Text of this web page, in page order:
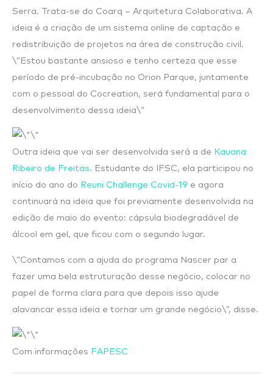
Serra. Trata-se do Coarq – Arquitetura Colaborativa. A
ideia é a criação de um sistema online de captação e
redistribuição de projetos na área de construção civil.
\”Estou bastante ansioso e tenho certeza que esse
período de pré-incubação no Orion Parque, juntamente
com o pessoal do Cocreation, será fundamental para o
desenvolvimento dessa ideia\”
Outra ideia que vai ser desenvolvida será a de Kauana
Ribeiro de Freitas. Estudante do IFSC, ela participou no
início do ano do Reuni Challenge Covid-19 e agora
continuará na ideia que foi previamente desenvolvida na
edição de maio do evento: cápsula biodegradável de
álcool em gel, que ficou com o segundo lugar.
\”Contamos com a ajuda do programa Nascer par a
fazer uma bela estruturação desse negócio, colocar no
papel de forma clara para que depois isso ajude
alavancar essa ideia e tornar um grande negócio\”, disse.
Com informações FAPESC